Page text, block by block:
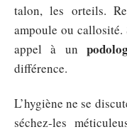
talon, les orteils.
ampoule ou
appel à un
différence.
L’hygiène ne se
séchez-les